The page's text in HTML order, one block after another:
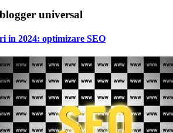
universal
in 2024: optimizare SEO